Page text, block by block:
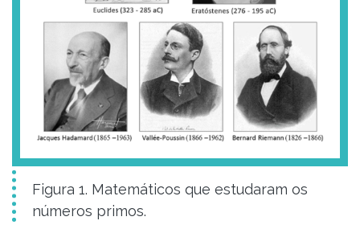
Figura 1. Matemáticos que estudaram os
números primos.